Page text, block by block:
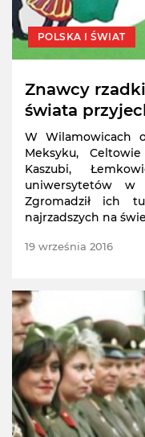
POLSKA I ŚWIAT
Znawcy
świata
W Wilamowicach
Meksyku,
Kaszubi,
uniwersytetów
Zgromadził ich
najrzadszych na
19 września 2016